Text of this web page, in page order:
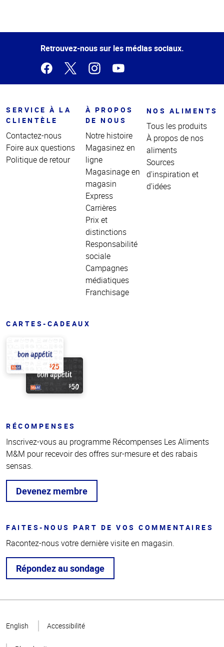
de la
Retrouvez-nous sur les médias sociaux.
SERVICE À LA
CLIENTÈLE
Contactez-nous
Foire aux questions
Politique de retour
À PROPOS
DE NOUS
Notre histoire
Magasinez en
ligne
Magasinage en
magasin
Express
Carrières
Prix et
distinctions
Responsabilité
sociale
Campagnes
médiatiques
Franchisage
NOS ALIMENTS
Tous les produits
À propos de nos
aliments
Sources
d'inspiration et
d'idées
CARTES-CADEAUX
RÉCOMPENSES
Inscrivez-vous au programme Récompenses Les Aliments
M&M pour recevoir des offres sur-mesure et des rabais
sensas.
Devenez membre
FAITES-NOUS PART DE VOS COMMENTAIRES
Racontez-nous votre dernière visite en magasin.
Répondez au sondage
page
English Accessibilité